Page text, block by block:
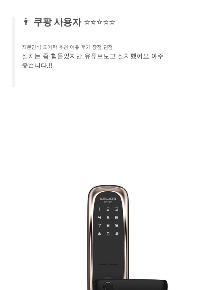
👨 쿠팡 사용자 ⭐⭐⭐⭐⭐
지문인식 도어락 추천 이유 후기 장점 단점
설치는 좀 힘들었지만 유튜브보고 설치했어요 아주
좋습니다.!!